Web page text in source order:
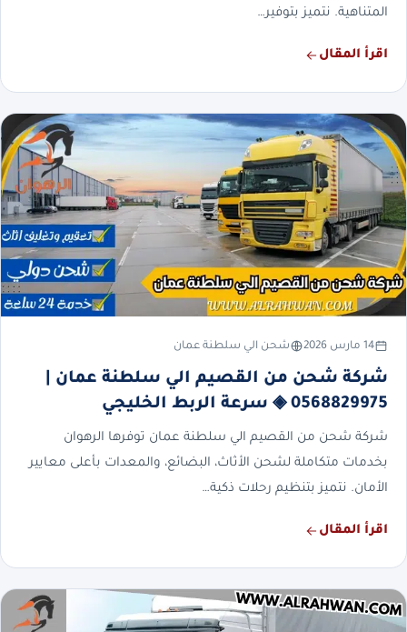
المتناهية. نتميز بتوفير…
اقرأ المقال
14 مارس 2026 شحن الي سلطنة عمان
شركة شحن من القصيم الي سلطنة عمان |
0568829975 ◈ سرعة الربط الخليجي
شركة شحن من القصيم الي سلطنة عمان توفرها الرهوان
بخدمات متكاملة لشحن الأثاث، البضائع، والمعدات بأعلى معايير
الأمان. نتميز بتنظيم رحلات ذكية…
اقرأ المقال